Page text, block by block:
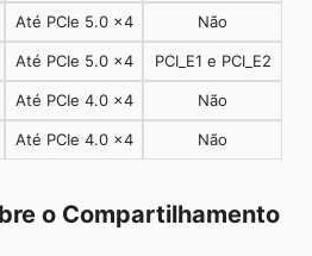
Até PCIe 5.0 x4 Não
Até PCIe 5.0 x4 PCI_E1 e PCI_E2
Até PCIe 4.0 x4 Não
Até PCIe 4.0 x4 Não
o Compartilhamento